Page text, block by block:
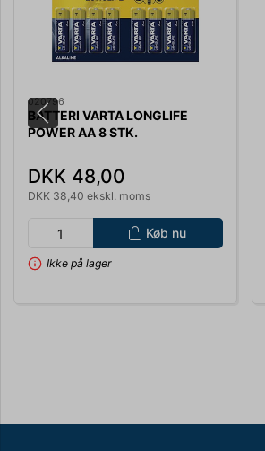
020796
BATTERI VARTA LONGLIFE
POWER AA 8 STK.
DKK 48,00
DKK 38,40 ekskl. moms
Køb nu
Ikke på lager